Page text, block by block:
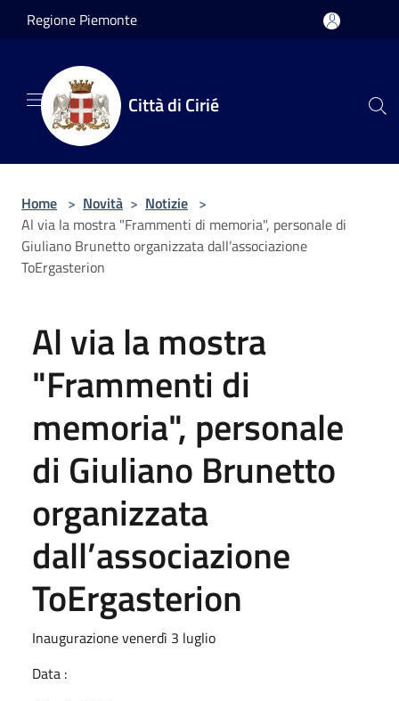
Salta al contenuto principale
Regione Piemonte
Città di Cirié
Home > Novità > Notizie >
Al via la mostra "Frammenti di memoria", personale di
Giuliano Brunetto organizzata dall’associazione
ToErgasterion
Al via la mostra
"Frammenti di
memoria", personale
di Giuliano Brunetto
organizzata
dall’associazione
ToErgasterion
Inaugurazione venerdì 3 luglio
Data :